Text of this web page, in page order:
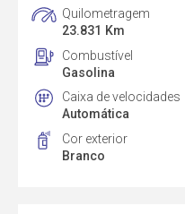
Quilometragem
23.831 Km
Combustível
Gasolina
Caixa de velocidades
Automática
Cor exterior
Branco